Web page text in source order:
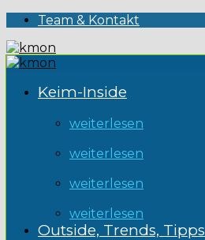
Team & Kontakt
Keim-Inside
weiterlesen
weiterlesen
weiterlesen
weiterlesen
Outside, Trends, Tipps